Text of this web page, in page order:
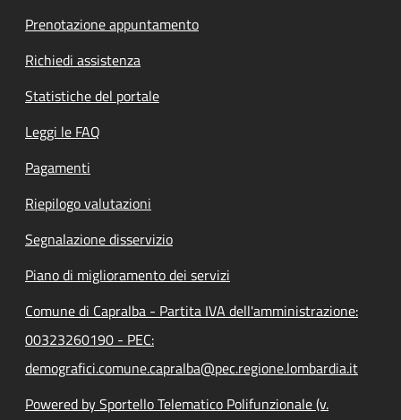
Prenotazione appuntamento
Richiedi assistenza
Statistiche del portale
Leggi le FAQ
Pagamenti
Riepilogo valutazioni
Segnalazione disservizio
Piano di miglioramento dei servizi
Comune di Capralba - Partita IVA dell'amministrazione:
00323260190 - PEC:
demografici.comune.capralba@pec.regione.lombardia.it
Powered by Sportello Telematico Polifunzionale (v.